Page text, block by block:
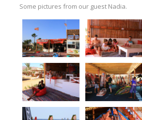
Windvorhersage
Über Dahab
News
Preise
Windsurfen Unterricht
Kitesurfschule
Materiallagerung
Some pictures from our guest Nadia.